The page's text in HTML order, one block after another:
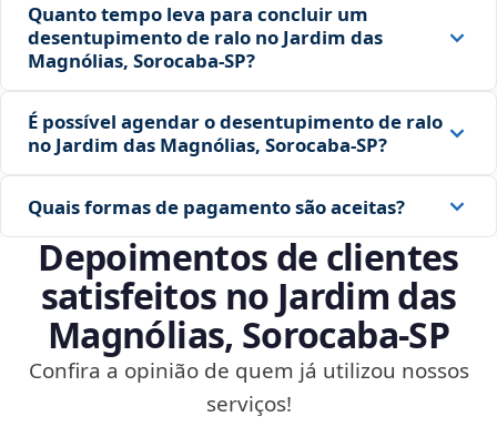
Quanto tempo leva para concluir um
desentupimento de ralo no Jardim das
Magnólias, Sorocaba‑SP?
É possível agendar o desentupimento de ralo
no Jardim das Magnólias, Sorocaba‑SP?
Quais formas de pagamento são aceitas?
Depoimentos de clientes
satisfeitos no Jardim das
Magnólias, Sorocaba‑SP
Confira a opinião de quem já utilizou nossos
serviços!